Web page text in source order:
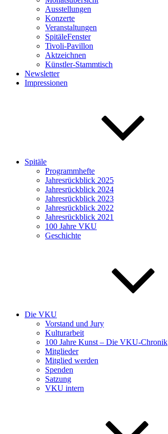
Ausstellungen
Konzerte
Veranstaltungen
SpitäleFenster
Tivoli-Pavillon
Aktzeichnen
Künstler-Stammtisch
Newsletter
Impressionen
Spitäle
Programmhefte
Jahresrückblick 2025
Jahresrückblick 2024
Jahresrückblick 2023
Jahresrückblick 2022
Jahresrückblick 2021
100 Jahre VKU
Geschichte
Die VKU
Vorstand und Jury
Kulturarbeit
100 Jahre Kunst – Die VKU-Chronik
Mitglieder
Mitglied werden
Spenden
Satzung
VKU intern